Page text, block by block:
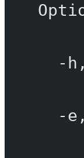
-h,
-e,